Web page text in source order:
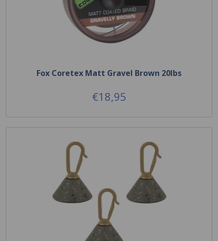
Fox Coretex Matt Gravel Brown 20lbs
€18,95